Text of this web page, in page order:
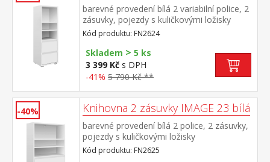
barevné provedení bílá 2 variabilní police, 2
zásuvky, pojezdy s kuličkovými ložisky
Kód produktu: FN2624
Skladem > 5 ks
3 399 Kč s DPH
-41% 5 790 Kč **
-40% Knihovna 2 zásuvky IMAGE 23 bílá
barevné provedení bílá 2 police, 2 zásuvky,
pojezdy s kuličkovými ložisky
Kód produktu: FN2625